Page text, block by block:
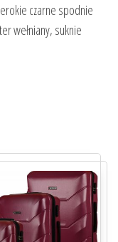
czarne spodnie
wełniany, suknie